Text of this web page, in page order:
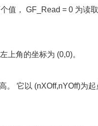
值， GF_Read = 0 为读
上角的坐标为 (0,0)。
它以 (nXOff,nYOff)为